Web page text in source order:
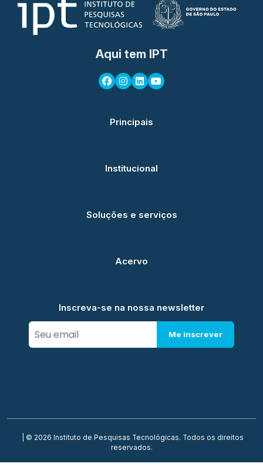
Aqui tem IPT
Principais
Institucional
Soluções e serviços
Acervo
Inscreva-se na nossa newsletter
Me inscrever
| © 2026 Instituto de Pesquisas Tecnológicas. Todos os direitos
reservados.